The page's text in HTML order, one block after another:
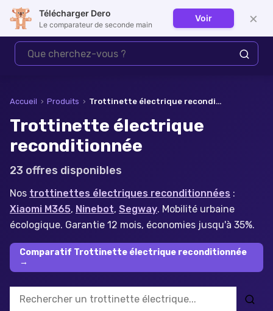
Se connecter
Accueil › Produits › Trottinette électrique reconditionnée
Trottinette électrique
reconditionnée
23 offres disponibles
Nos trottinettes électriques reconditionnées :
Xiaomi M365, Ninebot, Segway. Mobilité urbaine
écologique. Garantie 12 mois, économies jusqu'à 35%.
Comparatif Trottinette électrique reconditionnée
→
Télécharger Dero
Le comparateur de seconde main
Voir ×